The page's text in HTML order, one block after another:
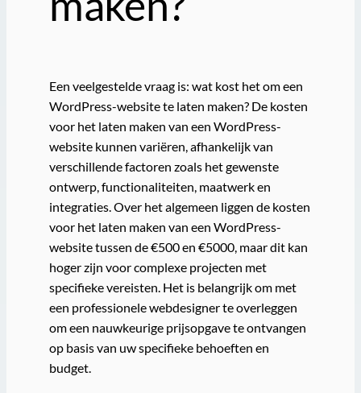
Een veelgestelde vraag is: wat kost het om een
WordPress-website te laten maken? De kosten
voor het laten maken van een WordPress-
website kunnen variëren, afhankelijk van
verschillende factoren zoals het gewenste
ontwerp, functionaliteiten, maatwerk en
integraties. Over het algemeen liggen de kosten
voor het laten maken van een WordPress-
website tussen de €500 en €5000, maar dit kan
hoger zijn voor complexe projecten met
specifieke vereisten. Het is belangrijk om met
een professionele webdesigner te overleggen
om een nauwkeurige prijsopgave te ontvangen
op basis van uw specifieke behoeften en
budget.